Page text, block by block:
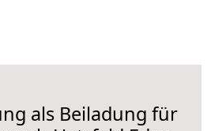
als Beiladung für